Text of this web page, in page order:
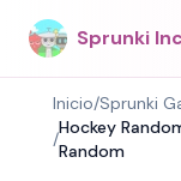
Sprunki
Inicio/Sprunki
/
Hockey
Random